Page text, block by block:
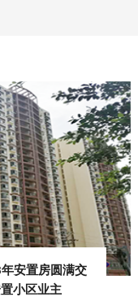
安置房圆满交
小区业主